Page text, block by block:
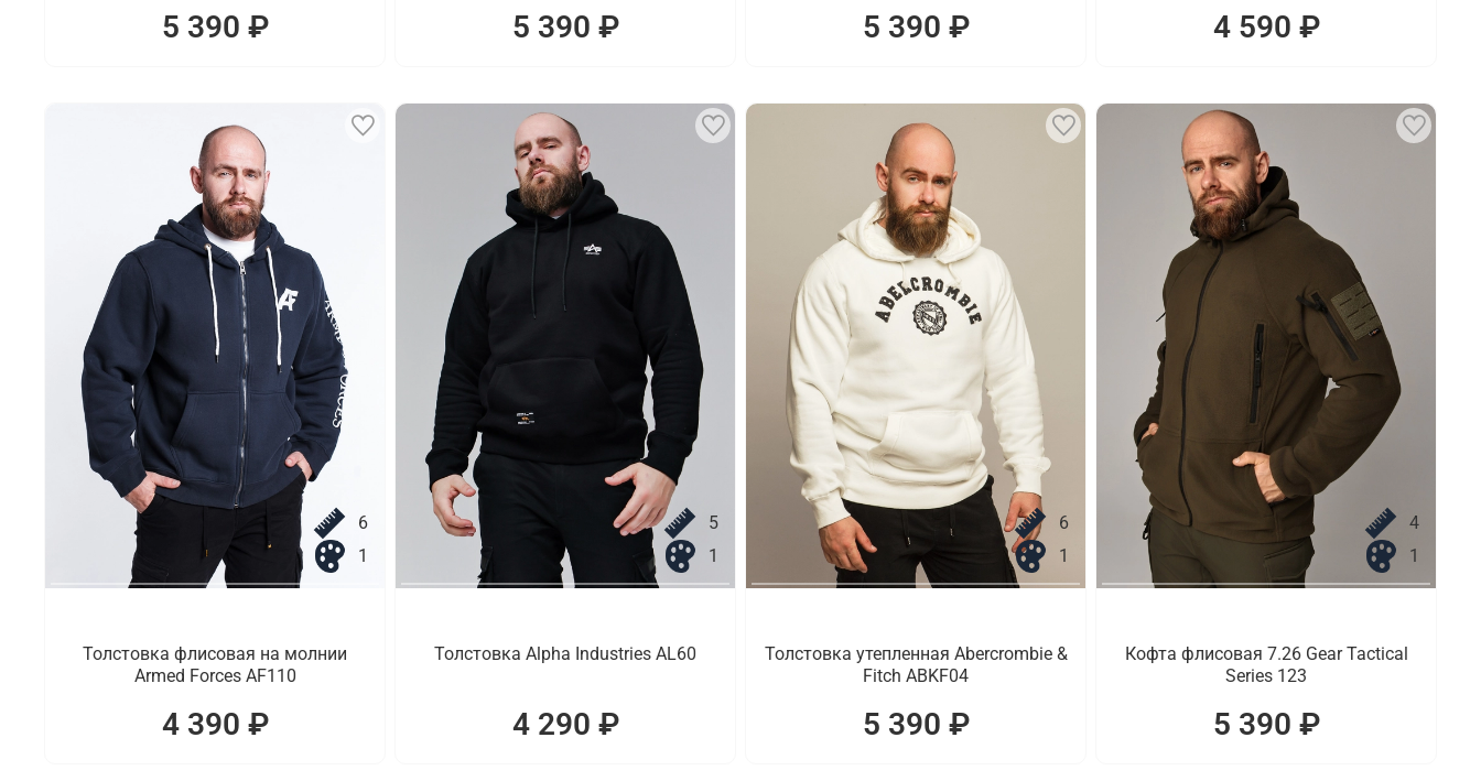
5 390 ₽ 5 390 ₽ 5 390 ₽ 4 590 ₽
6
1
Толстовка флисовая на молнии
Armed Forces AF110
4 390 ₽
5
1
Толстовка Alpha Industries AL60
4 290 ₽
6
1
Толстовка утепленная Abercrombie &
Fitch ABKF04
5 390 ₽
4
1
Кофта флисовая 7.26 Gear Tactical
Series 123
5 390 ₽